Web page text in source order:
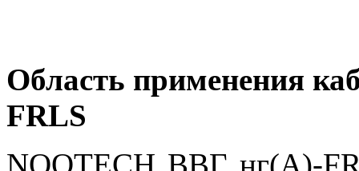
Область применения
FRLS
NOOTECH ВВГ нг(А)-